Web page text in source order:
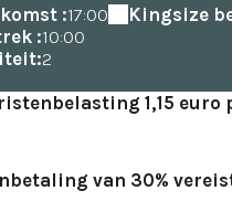
:17:00
:10:00
2
Kingsize
1,15 euro
van 30%